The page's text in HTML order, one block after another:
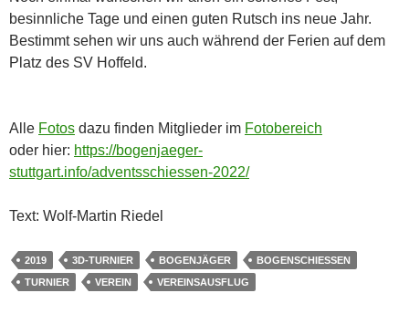
besinnliche Tage und einen guten Rutsch ins neue Jahr.
Bestimmt sehen wir uns auch während der Ferien auf dem
Platz des SV Hoffeld.
Alle Fotos dazu finden Mitglieder im Fotobereich
oder hier: https://bogenjaeger-
stuttgart.info/adventsschiessen-2022/
Text: Wolf-Martin Riedel
2019 3D-TURNIER BOGENJÄGER
BOGENSCHIESSEN
TURNIER
VEREIN VEREINSAUSFLUG